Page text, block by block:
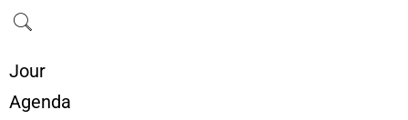
Jour
Agenda